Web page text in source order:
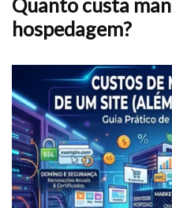
hospedagem?